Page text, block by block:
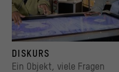
© Stadtmuseum Berlin, Anne Preussel
DISKURS
Ein Objekt, viele Fragen